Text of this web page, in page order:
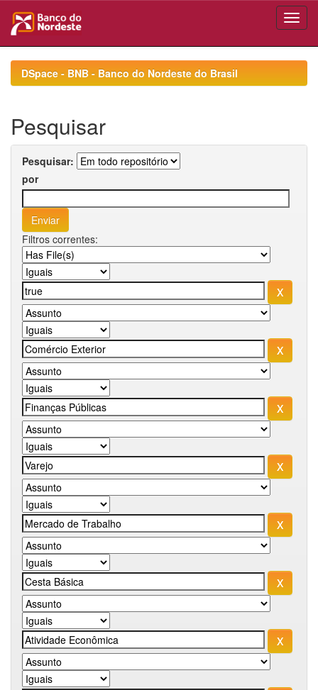
navigationDSpace - BNB - Banco do Nordeste do Brasil
Pesquisar
Pesquisar:
por
Filtros correntes: